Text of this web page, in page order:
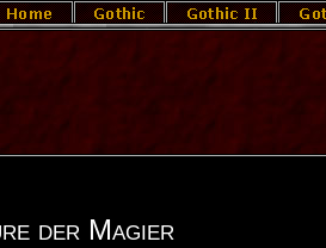
der Magier